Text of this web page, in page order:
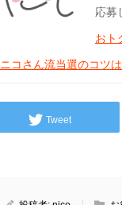
応募
おト
ニコさん流当選のコツ
Tweet